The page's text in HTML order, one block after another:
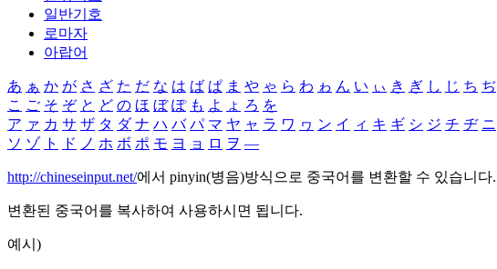
일반기호
로마자
아랍어
あ ぁ か が さ ざ た だ な は ば ぱ ま や ゃ ら わ ゎ ん い ぃ き ぎ し じ ち ぢ
こ ご そ ぞ と ど の ほ ぼ ぽ も よ ょ ろ を
ア ァ カ サ ザ タ ダ ナ ハ バ パ マ ヤ ャ ラ ワ ヮ ン イ ィ キ ギ シ ジ チ ヂ ニ
ソ ゾ ト ド ノ ホ ボ ポ モ ヨ ョ ロ ヲ ―
http://chineseinput.net/에서 pinyin(병음)방식으로 중국어를 변환할 수 있습니다.
변환된 중국어를 복사하여 사용하시면 됩니다.
예시)